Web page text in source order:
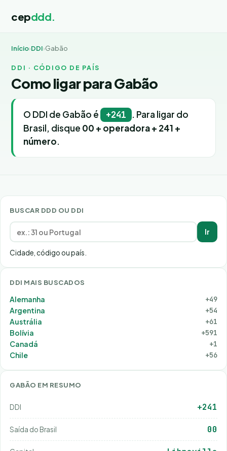
cepddd.
Início›DDI›Gabão
DDI · CÓDIGO DE PAÍS
Como ligar para Gabão
O DDI de Gabão é +241
. Para ligar do
Brasil, disque 00 + operadora + 241 +
número.
BUSCAR DDD OU DDI
Ir
Cidade, código ou país.
DDI MAIS BUSCADOS
Alemanha
+49
Argentina
+54
Austrália
+61
Bolívia
+591
Canadá
+1
Chile
+56
GABÃO EM RESUMO
DDI +241
Saída do Brasil 00